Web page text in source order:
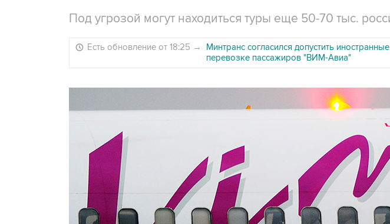
Под угрозой могут находиться туры еще 50-70 тыс.
Есть обновление от 18:25 →
Минтранс согласился допустить
перевозке пассажиров "ВИМ-Авиа"